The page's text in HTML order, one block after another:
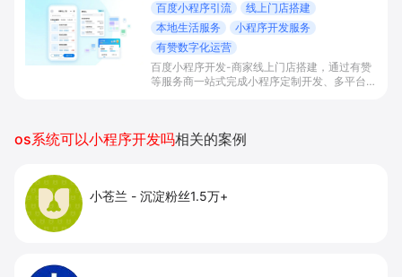
百度小程序引流
线上门店搭建
本地生活服务
小程序开发服务
有赞数字化运营
百度小程序开发-商家线上门店搭建，通过有赞
等服务商一站式完成小程序定制开发、多平台联
os系统可以小程序开发吗相关的案例
小苍兰 - 沉淀粉丝1.5万+